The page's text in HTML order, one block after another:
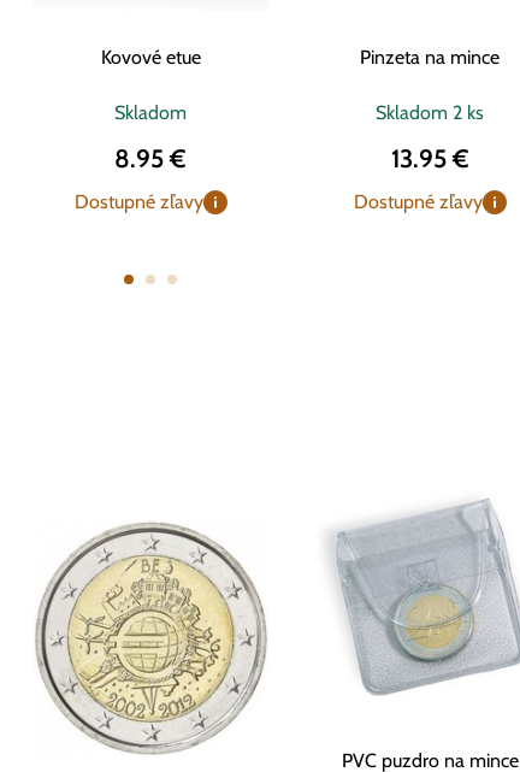
Kovové etue
Skladom
8.95 €
Dostupné zľavy
Pinzeta na mince
Skladom 2 ks
13.95 €
Dostupné zľavy
PVC puzdro na mince